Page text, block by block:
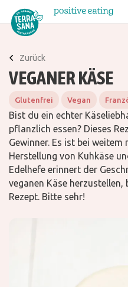
Über uns
Wissenswertes
Kontakt
Downloads
Zurück
VEGANER KÄSE
Glutenfrei Vegan
Bist du ein echter
pflanzlich essen? Dieses
Gewinner. Es ist bei
Herstellung von Kuhkäse
Edelhefe erinnert der
veganen Käse
Rezept. Bitte sehr!